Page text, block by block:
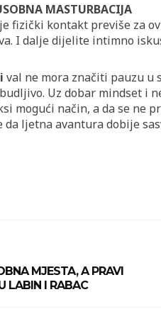
MASTURBACIJA
fizički kontakt previše za
I dalje dijelite intimno
val ne mora značiti pauzu u
Uz dobar mindset i
mogući način, a da se ne
da ljetna avantura dobije
MJESTA, A PRAVI
LABIN I RABAC